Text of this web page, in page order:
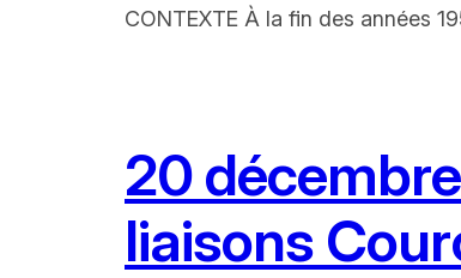
CONTEXTE À la fin des années
20
liaisons